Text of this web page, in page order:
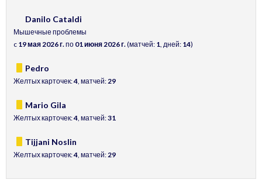
Danilo Cataldi
Мышечные проблемы
c 19 мая 2026 г.по 01 июня 2026 г.(матчей: 1, дней: 14)
Pedro
Желтых карточек:4, матчей:29
Mario Gila
Желтых карточек:4, матчей:31
Tijjani Noslin
Желтых карточек:4, матчей:29